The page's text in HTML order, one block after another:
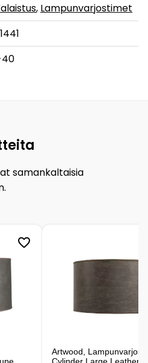
, Lampunvarjostimet
samankaltaisia
Artwood,
Cylinder Large Leather